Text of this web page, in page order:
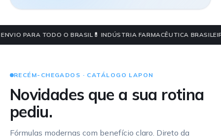
PARA TODO O BRASIL💊 INDÚSTRIA FARMACÊUTICA
RECÉM-CHEGADOS · CATÁLOGO LAPON
Novidades que a sua rotina
pediu.
Fórmulas modernas com benefício claro. Direto da